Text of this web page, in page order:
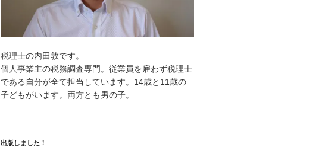
税理士の内田敦です。
個人事業主の税務調査専門。従業員を雇わず税理士
である自分が全て担当しています。14歳と11歳の
子どもがいます。両方とも男の子。
出版しました！